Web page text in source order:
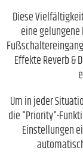
Diese
eine gelungene
Effekte Reverb &
Um in jeder
die "Priority"-
Einstellungen